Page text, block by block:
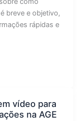
breve e objetivo,
rápidas e
vídeo para
na AGE